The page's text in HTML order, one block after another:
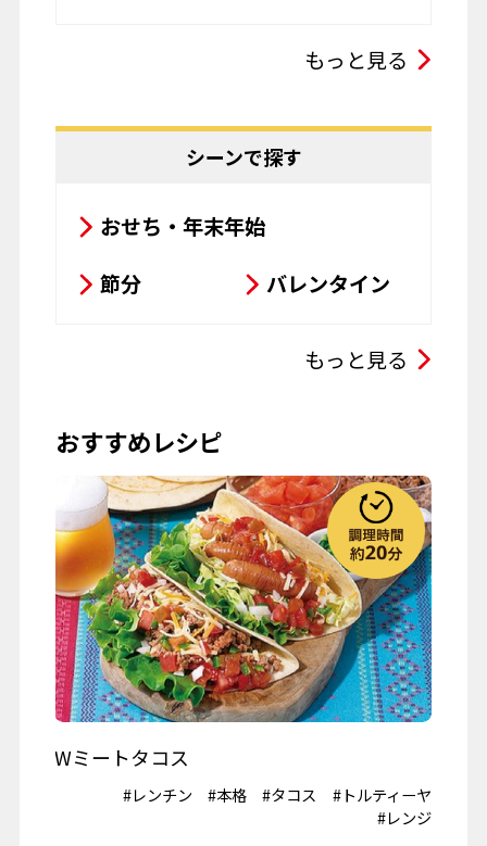
揚げ物
粉物
お菓子
パスタ
もっと見る
シーンで探す
おせち・年末年始
節分
バレンタイン
お彼岸
お月見
ハロウィーン
クリスマス
春の行楽
秋の行楽
記念日・お祝い
ワイン
もっと見る
おすすめレシピ
Wミートタコス
#レンチン #本格 #タコス
#トルティーヤ
#レンジ